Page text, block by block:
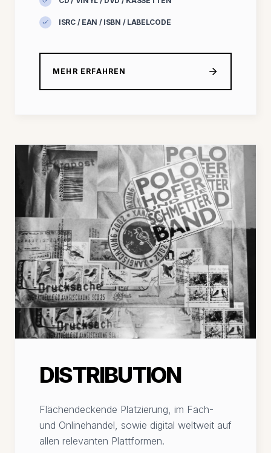
ISRC / EAN / ISBN / LABELCODE
MEHR ERFAHREN
DISTRIBUTION
Flächendeckende Platzierung, im Fach-
und Onlinehandel, sowie digital weltweit auf
allen relevanten Plattformen.